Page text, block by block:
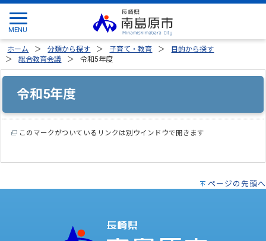
ホーム 分類から探す 子育て・教育
目的から探す
総合教育会議
令和5年度
令和5年度
このマークがついているリンクは別ウインドウで開きます
ページの先頭へ